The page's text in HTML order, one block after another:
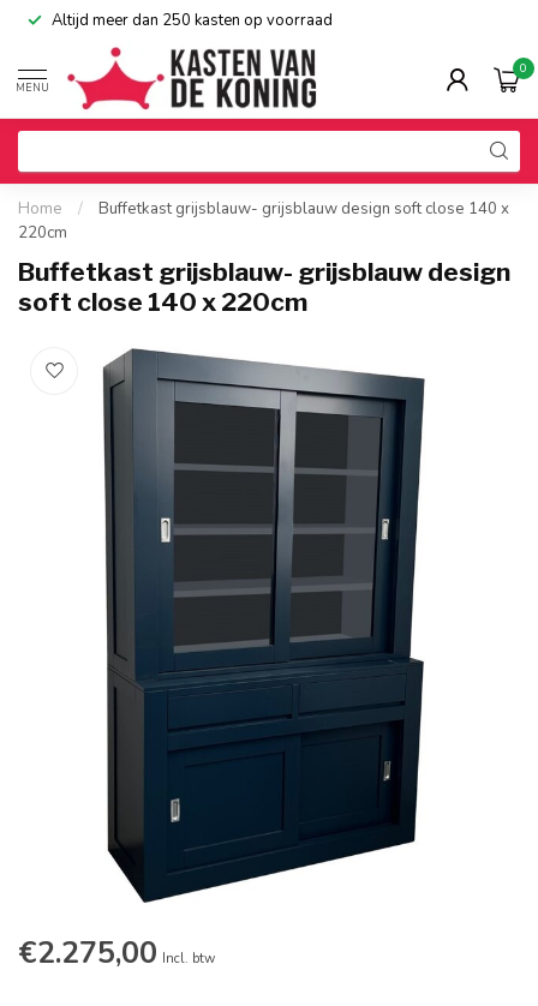
Altijd meer dan 250 kasten op voorraad
MENU
0
Home /
Buffetkast grijsblauw- grijsblauw design soft close 140 x
220cm
Buffetkast grijsblauw- grijsblauw design
soft close 140 x 220cm
€2.275,00 Incl. btw